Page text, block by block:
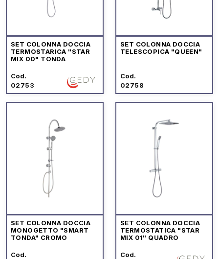
SET COLONNA DOCCIA
TERMOSTARICA "STAR
MIX 00" TONDA
Cod.
02753
SET COLONNA DOCCIA
TELESCOPICA "QUEEN"
Cod.
02758
SET COLONNA DOCCIA
MONOGETTO "SMART
TONDA" CROMO
Cod.
SET COLONNA DOCCIA
TERMOSTATICA "STAR
MIX 01" QUADRO
Cod.